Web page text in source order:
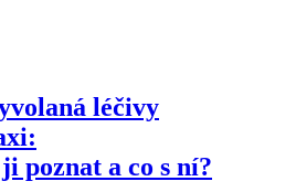
léčivy
poznat a co s ní?